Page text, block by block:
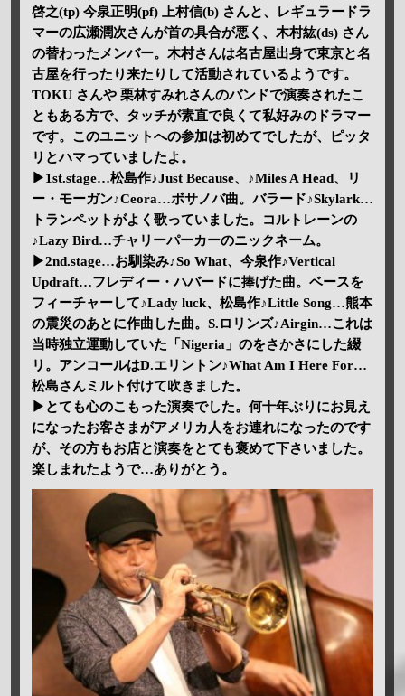
啓之(tp) 今泉正明(pf) 上村信(b) さんと、レギュラードラ
マーの広瀬潤次さんが首の具合が悪く、木村紘(ds) さん
の替わったメンバー。木村さんは名古屋出身で東京と名
古屋を行ったり来たりして活動されているようです。
TOKU さんや 栗林すみれさんのバンドで演奏されたこ
ともある方で、タッチが素直で良くて私好みのドラマー
です。このユニットへの参加は初めてでしたが、ピッタ
リとハマっていましたよ。
▶1st.stage…松島作♪Just Because、♪Miles A Head、リ
ー・モーガン♪Ceora…ボサノバ曲。バラード♪Skylark…
トランペットがよく歌っていました。コルトレーンの
♪Lazy Bird…チャリーパーカーのニックネーム。
▶2nd.stage…お馴染み♪So What、今泉作♪Vertical
Updraft…フレディー・ハバードに捧げた曲。ベースを
フィーチャーして♪Lady luck、松島作♪Little Song…熊本
の震災のあとに作曲した曲。S.ロリンズ♪Airgin…これは
当時独立運動していた「Nigeria」のをさかさにした綴
リ。アンコールはD.エリントン♪What Am I Here For…
松島さんミルト付けて吹きました。
▶とても心のこもった演奏でした。何十年ぶりにお見え
になったお客さまがアメリカ人をお連れになったのです
が、その方もお店と演奏をとても褒めて下さいました。
楽しまれたようで…ありがとう。